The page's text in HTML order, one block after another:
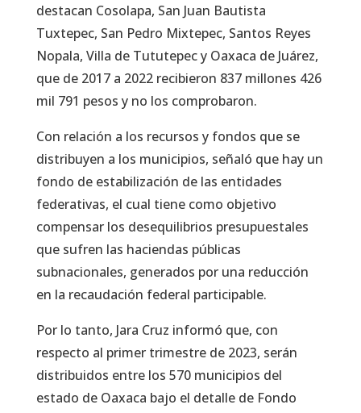
destacan Cosolapa, San Juan Bautista
Tuxtepec, San Pedro Mixtepec, Santos Reyes
Nopala, Villa de Tututepec y Oaxaca de Juárez,
que de 2017 a 2022 recibieron 837 millones 426
mil 791 pesos y no los comprobaron.
Con relación a los recursos y fondos que se
distribuyen a los municipios, señaló que hay un
fondo de estabilización de las entidades
federativas, el cual tiene como objetivo
compensar los desequilibrios presupuestales
que sufren las haciendas públicas
subnacionales, generados por una reducción
en la recaudación federal participable.
Por lo tanto, Jara Cruz informó que, con
respecto al primer trimestre de 2023, serán
distribuidos entre los 570 municipios del
estado de Oaxaca bajo el detalle de Fondo